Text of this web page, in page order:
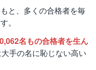
と、多くの合格者を毎
。
名もの合格者を生ん
手の名に恥じない高い